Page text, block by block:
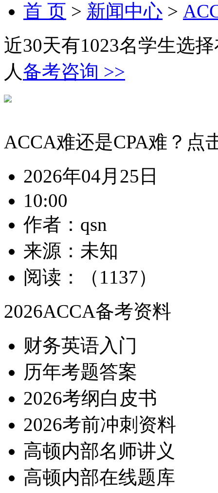
首 页 > 新闻中心 >
近30天有1023名学生选
人备考咨询 >>
ACCA难还是CPA难？点
2026年04月25日
10:00
作者：qsn
来源：未知
阅读：（1137）
2026ACCA备考资料
财务英语入门
历年考题答案
2026考纲白皮书
2026考前冲刺资料
高顿内部名师讲义
高顿内部在线题库